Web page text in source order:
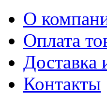
О
Оплата
Доставка
Контакты